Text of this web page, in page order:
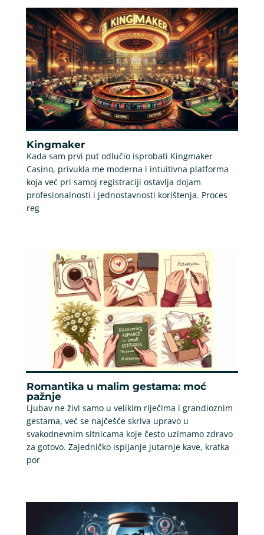
Kingmaker
Kada sam prvi put odlučio isprobati Kingmaker
Casino, privukla me moderna i intuitivna platforma
koja već pri samoj registraciji ostavlja dojam
profesionalnosti i jednostavnosti korištenja. Proces
reg
Romantika u malim gestama: moć
pažnje
Ljubav ne živi samo u velikim riječima i grandioznim
gestama, već se najčešće skriva upravo u
svakodnevnim sitnicama koje često uzimamo zdravo
za gotovo. Zajedničko ispijanje jutarnje kave, kratka
por